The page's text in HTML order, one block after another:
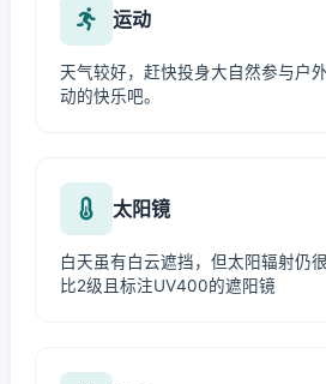
运动
天气较好，赶快投身大自然参与户
动的快乐吧。
太阳镜
白天虽有白云遮挡，但太阳辐射仍
比2级且标注UV400的遮阳镜